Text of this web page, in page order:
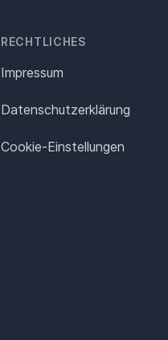
RECHTLICHES
Impressum
Datenschutz­erklärung
Cookie-Einstellungen